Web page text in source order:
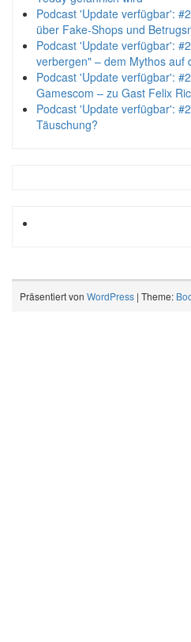
Podcast 'Update verfügbar':
über Fake-Shops und
Podcast 'Update verfügbar':
verbergen" – dem Mythos auf
Podcast 'Update verfügbar':
Gamescom – zu Gast Felix
Podcast 'Update verfügbar':
Täuschung?
Präsentiert von WordPress | Theme: